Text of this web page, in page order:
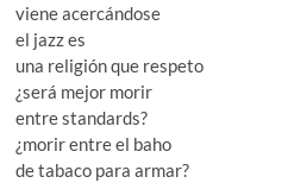
viene acercándose
el jazz es
una religión que respeto
¿será mejor morir
entre standards?
¿morir entre el baho
de tabaco para armar?